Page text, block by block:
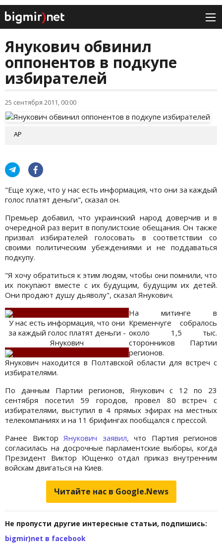
Янукович обвинил
оппонентов в подкупе
избирателей
25 сентября 2011, 00:00
АР
"Еще хуже, что у нас есть информация, что они за каждый
голос платят деньги", сказал он.
Премьер добавил, что украинский народ доверчив и в
очередной раз верит в популистские обещания. Он также
призвал избирателей голосовать в соответствии со
своими политическим убеждениями и не поддаваться
подкупу.
"Я хочу обратиться к этим людям, чтобы они помнили, что
их покупают вместе с их будущим, будущим их детей.
Они продают душу дьяволу", сказал Янукович.
У нас есть информация, что они
за каждый голос платят деньги -
Янукович
На митинге в
Кременчуге собралось
около 1,5 тыс.
сторонников Партии
регионов.
Янукович находится в Полтавской области для встреч с
избирателями.
По данным Партии регионов, Янукович с 12 по 23
сентября посетил 59 городов, провел 80 встреч с
избирателями, выступил в 4 прямых эфирах на местных
телекомпаниях и на 11 брифингах пообщался с прессой.
Ранее Виктор Янукович заявил, что Партия регионов
согласилась на досрочные парламентские выборы, когда
Президент Виктор Ющенко отдал приказ внутренним
войскам двигаться на Киев.
Читайте нас в Google.News
Не пропусти другие интересные статьи, подпишись:
bigmir)net в facebook